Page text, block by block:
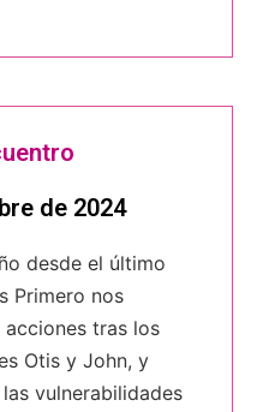
de 2024
desde el último
Primero nos
tras los
Otis y John, y
vulnerabilidades